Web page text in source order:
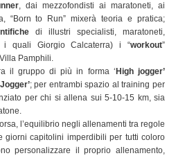
, dai mezzofondisti ai maratoneti, ai
“Born to Run” mixerà teoria e pratica;
di illustri specialisti, maratoneti,
i quali Giorgio Calcaterra) i “workout”
Pamphili.
il gruppo di più in forma ‘ High jogger’
; per entrambi spazio al training per
per chi si allena sui 5-10-15 km, sia
l’equilibrio negli allenamenti tra regole
giorni capitolini imperdibili per tutti coloro
personalizzare il proprio allenamento,